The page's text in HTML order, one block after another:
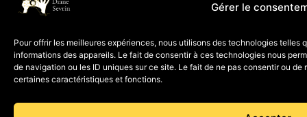
Gérer le
Pour offrir les meilleures expériences, nous utilisons des technologies
informations des appareils. Le fait de consentir à ces technologies nous
de navigation ou les ID uniques sur ce site. Le fait de ne pas consentir ou
certaines caractéristiques et fonctions.